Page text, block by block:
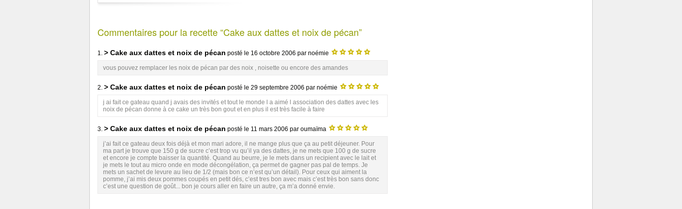
Commentaires pour la recette “Cake aux dattes et noix de pécan”
1. > Cake aux dattes et noix de pécan posté le 16 octobre 2006 par noémie
vous pouvez remplacer les noix de pécan par des noix , noisette ou encore des amandes
2. > Cake aux dattes et noix de pécan posté le 29 septembre 2006 par noémie
j ai fait ce gateau quand j avais des invités et tout le monde l a aimé l association des dattes avec les
noix de pécan donne à ce cake un très bon gout et en plus il est très facile à faire
3. > Cake aux dattes et noix de pécan posté le 11 mars 2006 par oumaïma
j’ai fait ce gateau deux fois déjà et mon mari adore, il ne mange plus que ça au petit déjeuner. Pour
ma part je trouve que 150 g de sucre c’est trop vu qu’il ya des dattes, je ne mets que 100 g de sucre
et encore je compte baisser la quantité. Quand au beurre, je le mets dans un recipient avec le lait et
je mets le tout au micro onde en mode décongélation, ça permet de gagner pas pal de temps. Je
mets un sachet de levure au lieu de 1/2 (mais bon ce n’est qu’un détail). Pour ceux qui aiment la
pomme, j’ai mis deux pommes coupés en petit dés, c’est tres bon avec mais c’est très bon sans donc
c’est une question de goût... bon je cours aller en faire un autre, ça m’a donné envie.